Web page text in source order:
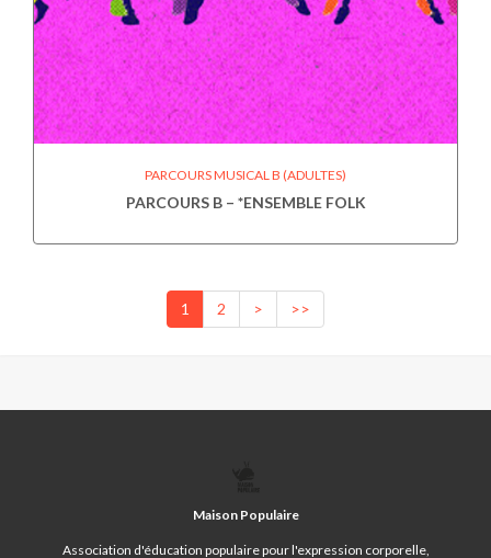
PARCOURS MUSICAL B (ADULTES)
PARCOURS B – *ENSEMBLE FOLK
1 2 > >>
Maison Populaire
Association d'éducation populaire pour l'expression corporelle,